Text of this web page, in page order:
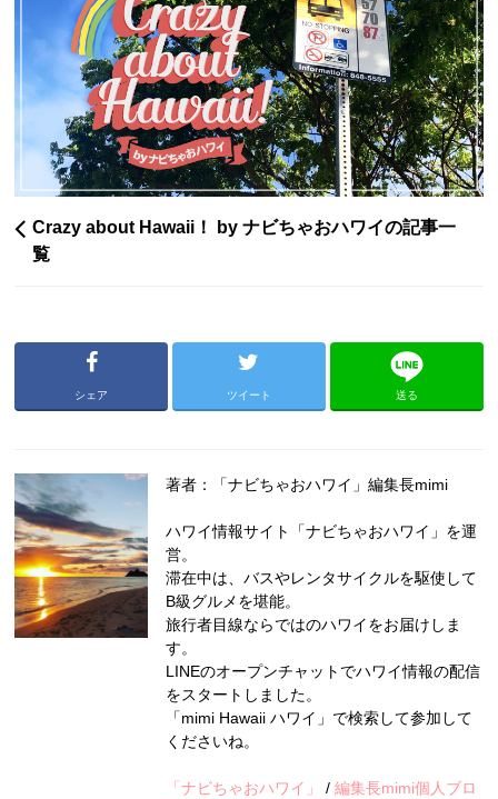
Crazy about Hawaii！ by ナビちゃおハワイの記事一
覧
シェア ツイート 送る
著者：「ナビちゃおハワイ」編集長mimi
ハワイ情報サイト「ナビちゃおハワイ」を運
営。
滞在中は、バスやレンタサイクルを駆使して
B級グルメを堪能。
旅行者目線ならではのハワイをお届けしま
す。
LINEのオープンチャットでハワイ情報の配信
をスタートしました。
「mimi Hawaii ハワイ」で検索して参加して
くださいね。
「ナビちゃおハワイ」 /編集長mimi個人ブロ